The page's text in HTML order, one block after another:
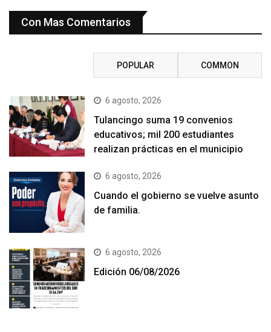
Con Mas Comentarios
POPULAR COMMON
6 agosto, 2026
Tulancingo suma 19 convenios
educativos; mil 200 estudiantes
realizan prácticas en el municipio
6 agosto, 2026
Cuando el gobierno se vuelve asunto
de familia.
6 agosto, 2026
Edición 06/08/2026